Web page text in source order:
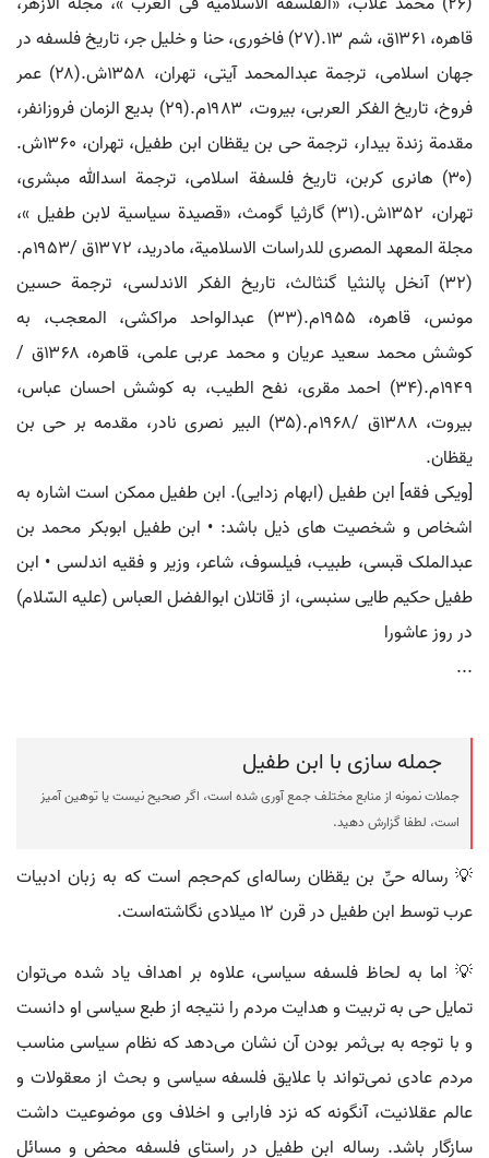
قاهره، ۱۳۶۱ق، شم ۱۳.(۲۷) فاخوری، حنا و خلیل جر، تاریخ فلسفه در
جهان اسلامی، ترجمة عبدالمحمد آیتی، تهران، ۱۳۵۸ش.(۲۸) عمر
فروخ، تاریخ الفکر العربی، بیروت، ۱۹۸۳م.(۲۹) بدیع الزمان فروزانفر،
مقدمة زندة بیدار، ترجمة حی بن یقظان ابن طفیل، تهران، ۱۳۶۰ش.
(۳۰) هانری کربن، تاریخ فلسفة اسلامی، ترجمة اسدالله مبشری،
تهران، ۱۳۵۲ش.(۳۱) گارثیا گومث، «قصیدة سیاسیة لابن طفیل »،
مجلة المعهد المصری للدراسات الاسلامیة، مادرید، ۱۳۷۲ق /۱۹۵۳م.
(۳۲) آنخل پالنثیا گنثالث، تاریخ الفکر الاندلسی، ترجمة حسین
مونس، قاهره، ۱۹۵۵م.(۳۳) عبدالواحد مراکشی، المعجب، به
کوشش محمد سعید عریان و محمد عربی علمی، قاهره، ۱۳۶۸ق /
۱۹۴۹م.(۳۴) احمد مقری، نفح الطیب، به کوشش احسان عباس،
بیروت، ۱۳۸۸ق /۱۹۶۸م.(۳۵) البیر نصری نادر، مقدمه بر حی بن
یقظان.
[ویکی فقه] ابن طفیل (ابهام زدایی). ابن طفیل ممکن است اشاره به
اشخاص و شخصیت های ذیل باشد: • ابن طفیل ابوبکر محمد بن
عبدالملک قبسی، طبیب، فیلسوف، شاعر، وزیر و فقیه اندلسی • ابن
طفیل حکیم طایی سنبسی، از قاتلان ابوالفضل العباس (علیه السّلام)
در روز عاشورا
...
جمله سازی با ابن طفیل
جملات نمونه از منابع مختلف جمع آوری شده است، اگر صحیح نیست یا توهین آمیز
است، لطفا گزارش دهید.
💡 رساله حیِّ بن یقظان رساله‌ای کم‌حجم است که به زبان ادبیات
عرب توسط ابن طفیل در قرن ۱۲ میلادی نگاشته‌است.
💡 اما به لحاظ فلسفه سیاسی، علاوه بر اهداف یاد شده می‌توان
تمایل حی به تربیت و هدایت مردم را نتیجه از طبع سیاسی او دانست
و با توجه به بی‌ثمر بودن آن نشان می‌دهد که نظام سیاسی مناسب
مردم عادی نمی‌تواند با علایق فلسفه سیاسی و بحث از معقولات و
عالم عقلانیت، آنگونه که نزد فارابی و اخلاف وی موضوعیت داشت
سازگار باشد. رساله ابن طفیل در راستای فلسفه محض و مسائل